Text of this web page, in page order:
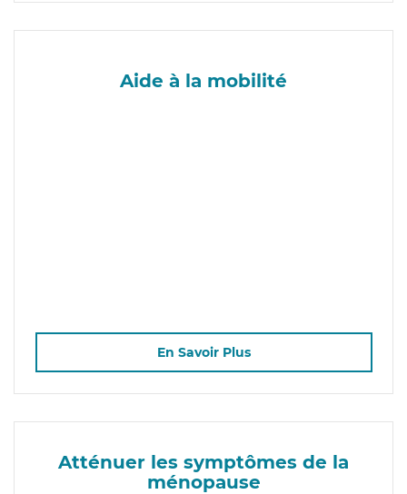
Aide à la mobilité
En Savoir Plus
Atténuer les symptômes de la
ménopause